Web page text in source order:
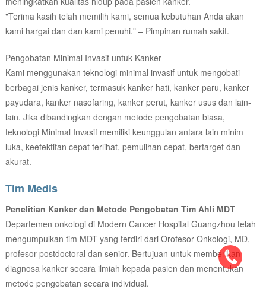
"Terima kasih telah memilih kami, semua kebutuhan Anda akan
kami hargai dan dan kami penuhi." – Pimpinan rumah sakit.
Pengobatan Minimal Invasif untuk Kanker
Kami menggunakan teknologi minimal invasif untuk mengobati
berbagai jenis kanker, termasuk kanker hati, kanker paru, kanker
payudara, kanker nasofaring, kanker perut, kanker usus dan lain-
lain. Jika dibandingkan dengan metode pengobatan biasa,
teknologi Minimal Invasif memiliki keunggulan antara lain minim
luka, keefektifan cepat terlihat, pemulihan cepat, bertarget dan
akurat.
Tim Medis
Penelitian Kanker dan Metode Pengobatan Tim Ahli MDT
Departemen onkologi di Modern Cancer Hospital Guangzhou telah
mengumpulkan tim MDT yang terdiri dari Orofesor Onkologi, MD,
profesor postdoctoral dan senior. Bertujuan untuk memberikan
diagnosa kanker secara ilmiah kepada pasien dan menentukan
metode pengobatan secara individual.